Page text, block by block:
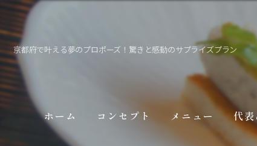
京都府で叶える夢のプロポーズ！驚きと感動のサプライズプラン
ホーム コンセプト メニュー 代